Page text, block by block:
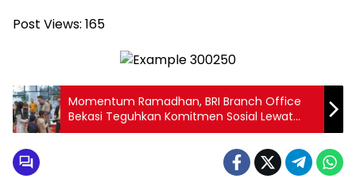
Post Views: 165
Momentum Ramadhan, BRI Branch Office
Bekasi Teguhkan Komitmen Sosial Lewat
Santunan dan Berbagi